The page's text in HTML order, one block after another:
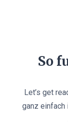
So
Let’s get
ganz einfach